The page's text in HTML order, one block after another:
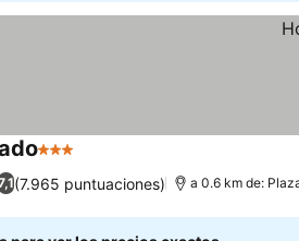
3 Estrellas
(7.965 puntuaciones) a 0.6 km de: